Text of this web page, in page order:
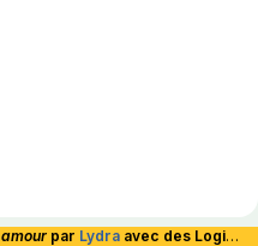
amour par Lydra avec des Logiciels Libres et hébergé en